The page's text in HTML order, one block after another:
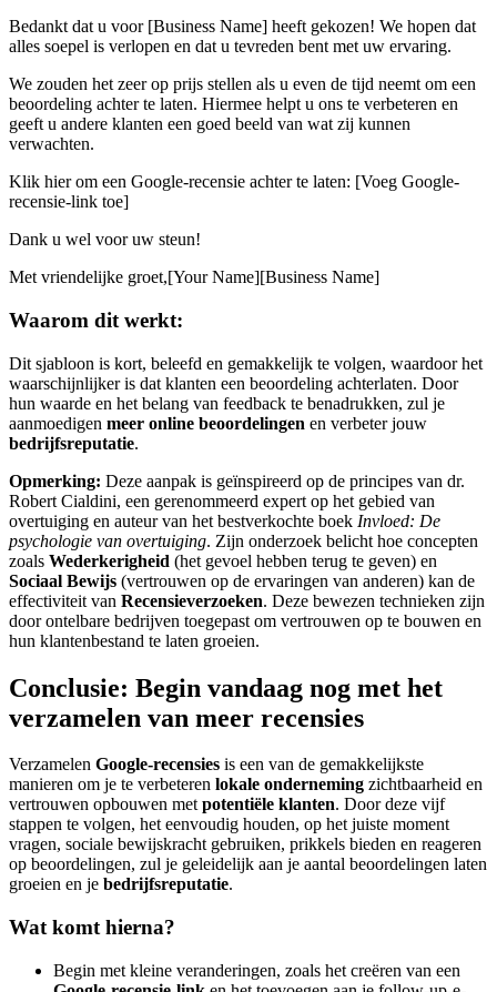
Bedankt dat u voor [Business Name] heeft gekozen! We hopen dat
alles soepel is verlopen en dat u tevreden bent met uw ervaring.
We zouden het zeer op prijs stellen als u even de tijd neemt om een
beoordeling achter te laten. Hiermee helpt u ons te verbeteren en
geeft u andere klanten een goed beeld van wat zij kunnen
verwachten.
Klik hier om een Google-recensie achter te laten: [Voeg Google-
recensie-link toe]
Dank u wel voor uw steun!
Met vriendelijke groet,[Your Name][Business Name]
Waarom dit werkt:
Dit sjabloon is kort, beleefd en gemakkelijk te volgen, waardoor het
waarschijnlijker is dat klanten een beoordeling achterlaten. Door
hun waarde en het belang van feedback te benadrukken, zul je
aanmoedigen meer online beoordelingen en verbeter jouw
bedrijfsreputatie.
Opmerking: Deze aanpak is geïnspireerd op de principes van dr.
Robert Cialdini, een gerenommeerd expert op het gebied van
overtuiging en auteur van het bestverkochte boek Invloed: De
psychologie van overtuiging. Zijn onderzoek belicht hoe concepten
zoals Wederkerigheid (het gevoel hebben terug te geven) en
Sociaal Bewijs (vertrouwen op de ervaringen van anderen) kan de
effectiviteit van Recensieverzoeken. Deze bewezen technieken zijn
door ontelbare bedrijven toegepast om vertrouwen op te bouwen en
hun klantenbestand te laten groeien.
Conclusie: Begin vandaag nog met het
verzamelen van meer recensies
Verzamelen Google-recensies is een van de gemakkelijkste
manieren om je te verbeteren lokale onderneming zichtbaarheid en
vertrouwen opbouwen metpotentiële klanten. Door deze vijf
stappen te volgen, het eenvoudig houden, op het juiste moment
vragen, sociale bewijskracht gebruiken, prikkels bieden en reageren
op beoordelingen, zul je geleidelijk aan je aantal beoordelingen laten
groeien en je bedrijfsreputatie.
Wat komt hierna?
Begin met kleine veranderingen, zoals het creëren van een